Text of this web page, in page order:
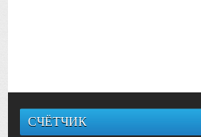
СЧЁТЧИК